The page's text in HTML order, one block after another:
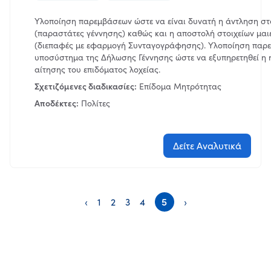
Απλούστευση
Ψηφιοποίηση
Εξυπηρέτηση
Πληροφόρηση
Υλοποίηση παρεμβάσεων ώστε να είναι δυνατή η άντληση
(παραστάτες γέννησης) καθώς και η αποστολή στοιχείων
(διεπαφές με εφαρμογή Συνταγογράφησης). Υλοποίηση
υποσύστημα της Δήλωσης Γέννησης ώστε να εξυπηρετηθεί η
αίτησης του επιδόματος λοχείας.
Σχετιζόμενες διαδικασίες: Επίδομα Μητρότητας
Αποδέκτες: Πολίτες
Δείτε Αναλυτικά
‹ 1 2 3 4 5 ›